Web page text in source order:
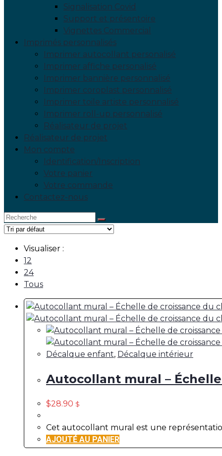
Signalisation Covid
Support et présentoire
Vignettes Commercial
Imprimés personnalisés
Imprimer autocollant personalisé
Imprimer affiche personalisé
Imprimer bannière personnalisé
Imprimer coroplast personnalisé
Imprimer toile artiste personnalisé
Imprimer roll-up personnalisé
Réalisateur de projet
Réalisateur de projet
Mon compte
Identification/Inscription
Votre panier
Votre commande
Contactez-nous
Visualiser :
12
24
Tous
Décalque enfant, Décalque intérieur
Autocollant mural –
$28.90 $
Cet autocollant mural est une
AJOUTÉ AU PANIER